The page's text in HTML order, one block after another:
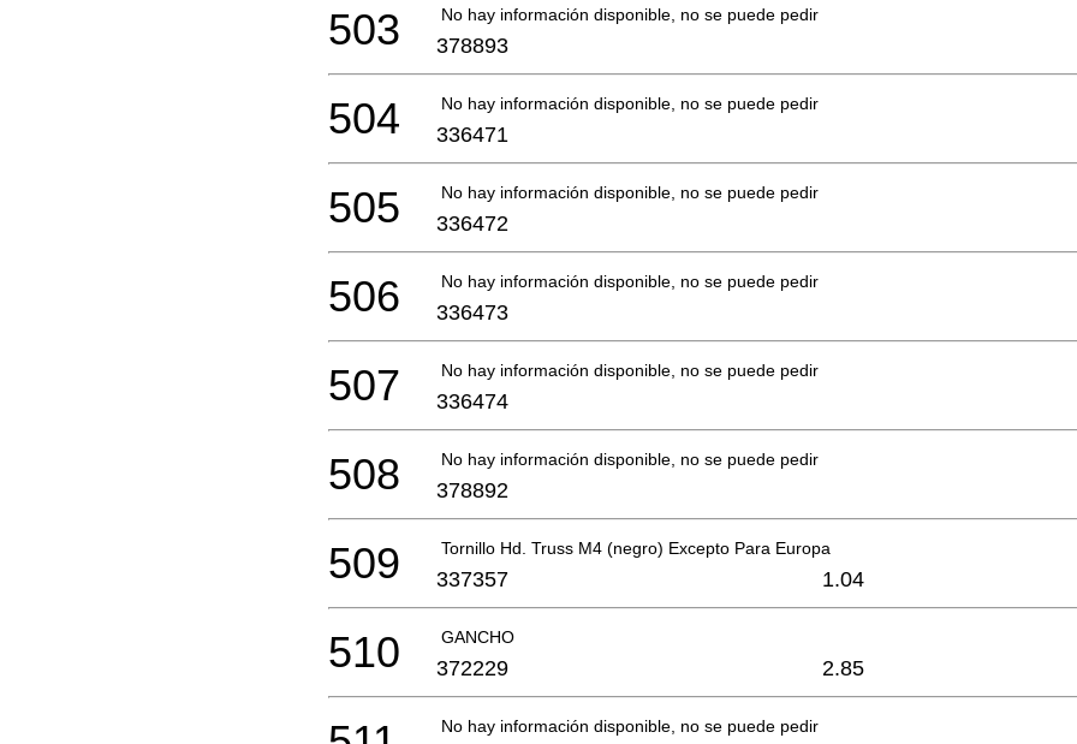
No hay información disponible, no se puede pedir
503 378893
No hay información disponible, no se puede pedir
504 336471
No hay información disponible, no se puede pedir
505 336472
No hay información disponible, no se puede pedir
506 336473
No hay información disponible, no se puede pedir
507 336474
No hay información disponible, no se puede pedir
508 378892
Tornillo Hd. Truss M4 (negro) Excepto Para Europa
509 337357 1.04
GANCHO
510 372229 2.85
No hay información disponible, no se puede pedir